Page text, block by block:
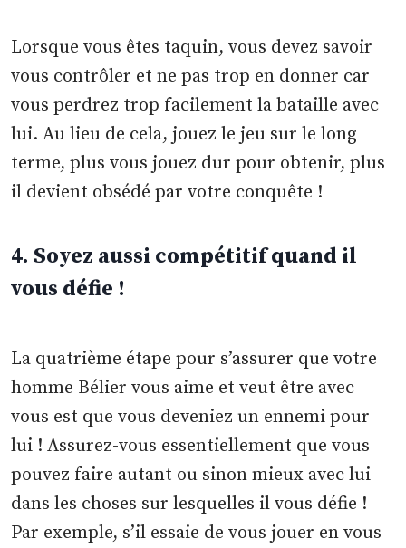
Lorsque vous êtes taquin, vous devez savoir
vous contrôler et ne pas trop en donner car
vous perdrez trop facilement la bataille avec
lui. Au lieu de cela, jouez le jeu sur le long
terme, plus vous jouez dur pour obtenir, plus
il devient obsédé par votre conquête !
4. Soyez aussi compétitif quand il
vous défie !
La quatrième étape pour s’assurer que votre
homme Bélier vous aime et veut être avec
vous est que vous deveniez un ennemi pour
lui ! Assurez-vous essentiellement que vous
pouvez faire autant ou sinon mieux avec lui
dans les choses sur lesquelles il vous défie !
Par exemple, s’il essaie de vous jouer en vous